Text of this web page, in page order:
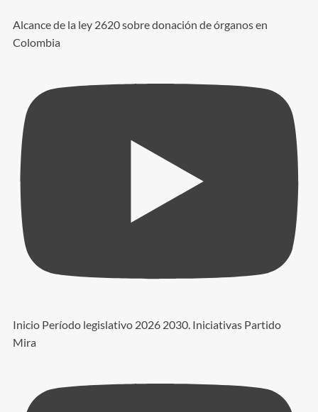
#Febrero2026
Alcance de la ley 2620 sobre donación de órganos en
Colombia
Inicio Período legislativo 2026 2030. Iniciativas Partido
Mira